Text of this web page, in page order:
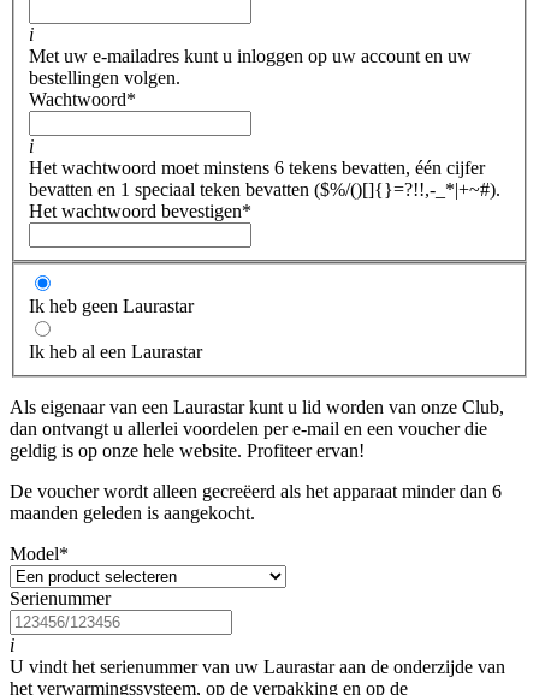
i
Met uw e-mailadres kunt u inloggen op uw account en uw
bestellingen volgen.
Wachtwoord*
i
Het wachtwoord moet minstens 6 tekens bevatten, één cijfer
bevatten en 1 speciaal teken bevatten ($%/()[]{}=?!!,-_*|+~#).
Het wachtwoord bevestigen*
Ik heb geen Laurastar
Ik heb al een Laurastar
Als eigenaar van een Laurastar kunt u lid worden van onze Club,
dan ontvangt u allerlei voordelen per e-mail en een voucher die
geldig is op onze hele website. Profiteer ervan!
De voucher wordt alleen gecreëerd als het apparaat minder dan 6
maanden geleden is aangekocht.
Model*
Serienummer
i
U vindt het serienummer van uw Laurastar aan de onderzijde van
het verwarmingssysteem, op de verpakking en op de